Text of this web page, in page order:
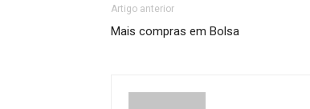
Artigo anterior
Mais compras em Bolsa